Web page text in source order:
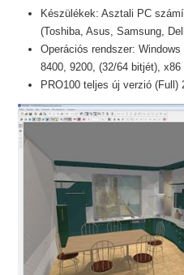
Készülékek: Asztali PC
(Toshiba, Asus, Samsung,
Operációs rendszer:
8400, 9200, (32/64 bitjét), x86
PRO100 teljes új verzió (Full)